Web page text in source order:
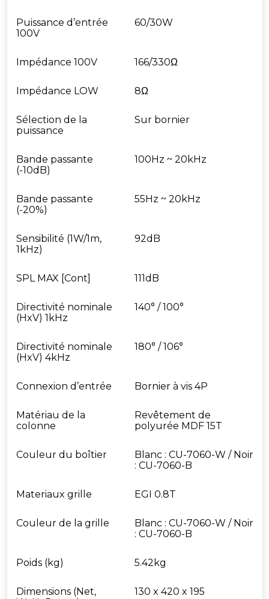
Puissance d’entrée
100V
60/30W
Impédance 100V 166/330Ω
Impédance LOW 8Ω
Sélection de la
puissance
Sur bornier
Bande passante
(-10dB)
100Hz ~ 20kHz
Bande passante
(-20%)
55Hz ~ 20kHz
Sensibilité (1W/1m,
1kHz)
92dB
SPL MAX [Cont] 111dB
Directivité nominale
(HxV) 1kHz
140° / 100°
Directivité nominale
(HxV) 4kHz
180° / 106°
Connexion d’entrée Bornier à vis 4P
Matériau de la
colonne
Revêtement de
polyurée MDF 15T
Couleur du boîtier
Blanc : CU-7060-W / Noir
: CU-7060-B
Materiaux grille EGI 0.8T
Couleur de la grille
Blanc : CU-7060-W / Noir
: CU-7060-B
Poids (kg) 5.42kg
Dimensions (Net,
130 x 420 x 195